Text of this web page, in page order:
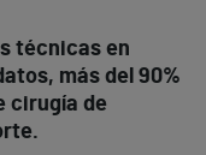
técnicas en
más del 90%
cirugía de